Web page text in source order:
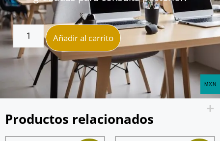
Añadir al carrito
Productos relacionados
MXN